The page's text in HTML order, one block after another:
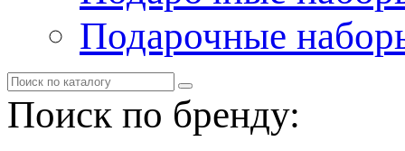
Подарочные
Поиск по бренду: